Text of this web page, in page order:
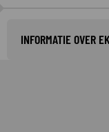
INFORMATIE OVER